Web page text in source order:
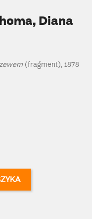
Diana
(fragment), 1878